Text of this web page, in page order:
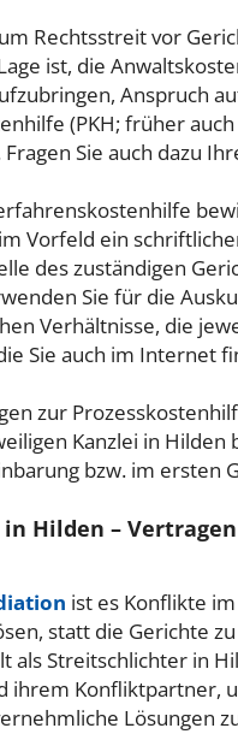
Rechtsstreit vor
ist, die
Anspruch
(PKH; früher
Sie auch dazu
Vorfeld ein
des zuständigen
Sie für die
Verhältnisse, die
Sie auch im Internet
zur
Kanzlei in Hilden
bzw. im ersten
Hilden –
ist es Konflikte
statt die Gerichte
als Streitschlichter in
ihrem Konfliktpartner,
Lösungen